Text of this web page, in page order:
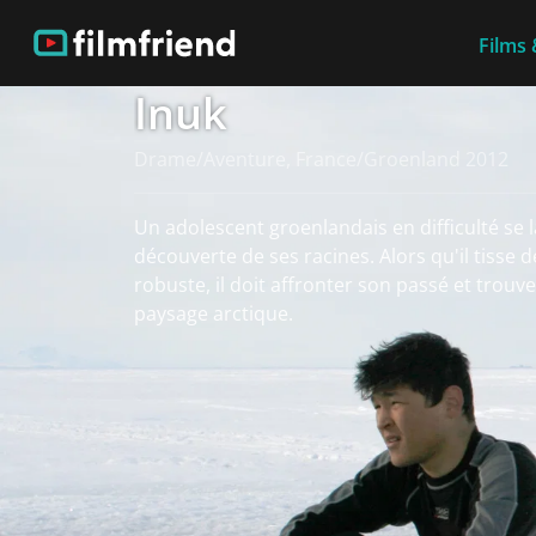
Films
Inuk
Un adolescent groenlandais en difficulté se
découverte de ses racines. Alors qu'il tisse
robuste, il doit affronter son passé et
paysage arctique.
Plus d'informations